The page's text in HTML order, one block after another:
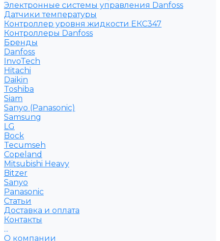
Электронные системы управления Danfoss
Датчики температуры
Контроллер уровня жидкости ЕКС347
Контроллеры Danfoss
Бренды
Danfoss
InvoTech
Hitachi
Daikin
Toshiba
Siam
Sanyo (Panasonic)
Samsung
LG
Bock
Tecumseh
Copeland
Mitsubishi Heavy
Bitzer
Sanyo
Рanasonic
Статьи
Доставка и оплата
Контакты
...
О компании